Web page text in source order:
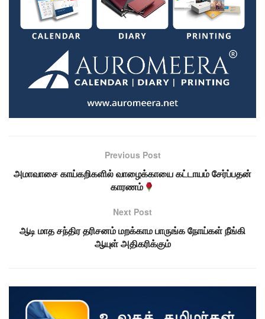
Previous Post
அமாவாசை காய்கறிகளில் வாழைக்காயை கட்டாயம் சேர்ப்பதன்
காரணம்
Next Post
ஆடி மாத சந்திர தரிசனம் மறக்காம பாருங்க நோய்கள் நீங்கி
ஆயுள் அதிகரிக்கும்